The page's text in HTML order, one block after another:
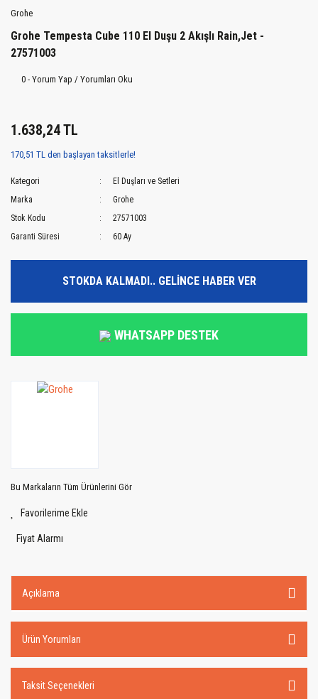
Grohe
Grohe Tempesta Cube 110 El Duşu 2 Akışlı Rain,Jet -
27571003
0 - Yorum Yap / Yorumları Oku
1.638,24 TL
170,51 TL den başlayan taksitlerle!
Kategori
El Duşları ve Setleri
Marka
Grohe
Stok Kodu
27571003
Garanti Süresi
60 Ay
STOKDA KALMADI.. GELİNCE HABER VER
WHATSAPP DESTEK
Bu Markaların Tüm Ürünlerini Gör
Fiyat Alarmı
Açıklama
Ürün Yorumları
Taksit Seçenekleri